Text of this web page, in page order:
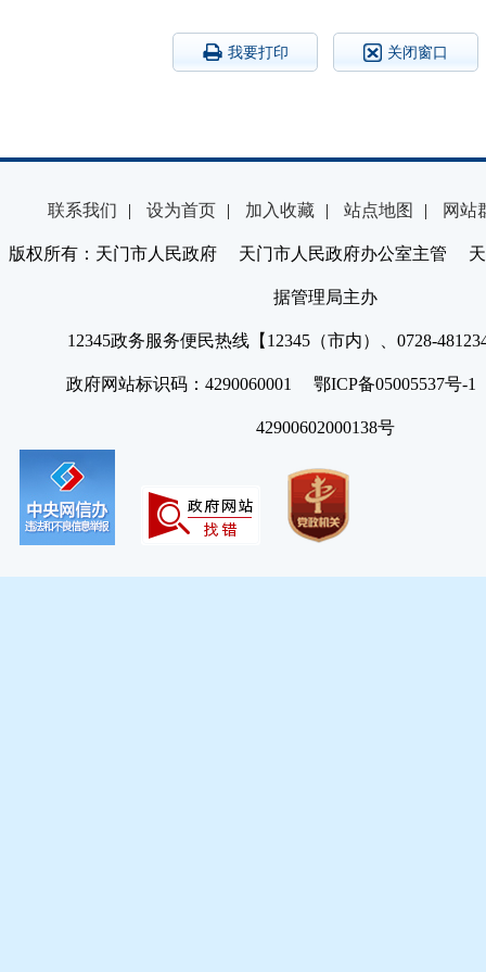
我要打印 关闭窗口
联系我们 | 设为首页 | 加入收藏 | 站点地图 | 网站
版权所有：天门市人民政府 天门市人民政府办公室主管 天
据管理局主办
12345政务服务便民热线【12345（市内）、0728-
政府网站标识码：4290060001 鄂ICP备05005537号
42900602000138号